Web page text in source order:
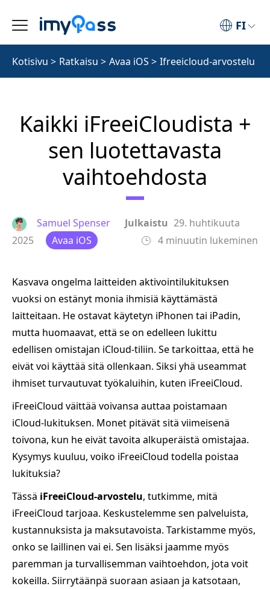
FI
Kotisivu > Ratkaisu > Avaa iOS > Ifreeicloud-arvostelu
Kaikki iFreeiCloudista +
sen luotettavasta
vaihtoehdosta
Samuel Spenser Julkaistu 29. huhtikuuta
2025
Avaa iOS 4 minuutin lukeminen
Kasvava ongelma laitteiden aktivointilukituksen
vuoksi on estänyt monia ihmisiä käyttämästä
laitteitaan. He ostavat käytetyn iPhonen tai iPadin,
mutta huomaavat, että se on edelleen lukittu
edellisen omistajan iCloud-tiliin. Se tarkoittaa, että he
eivät voi käyttää sitä ollenkaan. Siksi yhä useammat
ihmiset turvautuvat työkaluihin, kuten iFreeiCloud.
iFreeiCloud väittää voivansa auttaa poistamaan
iCloud-lukituksen. Monet pitävät sitä viimeisenä
toivona, kun he eivät tavoita alkuperäistä omistajaa.
Kysymys kuuluu, voiko iFreeiCloud todella poistaa
lukituksia?
Tässä iFreeiCloud-arvostelu, tutkimme, mitä
iFreeiCloud tarjoaa. Keskustelemme sen palveluista,
kustannuksista ja maksutavoista. Tarkistamme myös,
onko se laillinen vai ei. Sen lisäksi jaamme myös
paremman ja turvallisemman vaihtoehdon, jota voit
kokeilla. Siirrytäänpä suoraan asiaan ja katsotaan,